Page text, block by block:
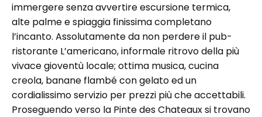
immergere senza avvertire escursione termica,
alte palme e spiaggia finissima completano
l’incanto. Assolutamente da non perdere il pub-
ristorante L’americano, informale ritrovo della più
vivace gioventù locale; ottima musica, cucina
creola, banane flambé con gelato ed un
cordialissimo servizio per prezzi più che accettabili.
Proseguendo verso la Pinte des Chateaux si trovano